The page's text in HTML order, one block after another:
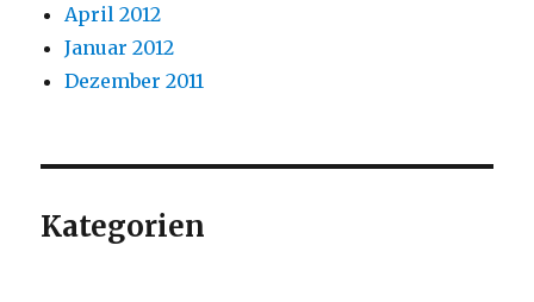
April 2012
Januar 2012
Dezember 2011
Kategorien